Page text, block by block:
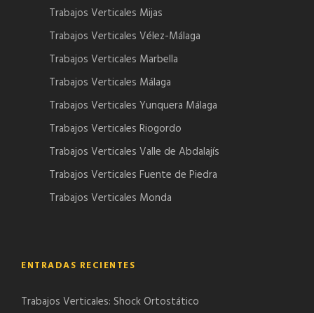
Trabajos Verticales Mijas
Trabajos Verticales Vélez-Málaga
Trabajos Verticales Marbella
Trabajos Verticales Málaga
Trabajos Verticales Yunquera Málaga
Trabajos Verticales Riogordo
Trabajos Verticales Valle de Abdalajís
Trabajos Verticales Fuente de Piedra
Trabajos Verticales Monda
ENTRADAS RECIENTES
Trabajos Verticales: Shock Ortostático